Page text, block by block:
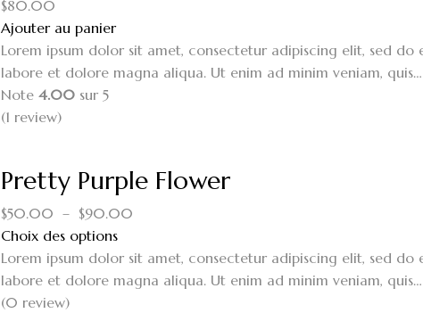
$80.00
Ajouter au panier
Lorem ipsum dolor sit amet, consectetur adipiscing elit, sed
labore et dolore magna aliqua. Ut enim ad minim veniam, quis…
Note 4.00sur 5
(1 review)
Pretty Purple Flower
$50.00 – $90.00
Choix des options
Lorem ipsum dolor sit amet, consectetur adipiscing elit, sed
labore et dolore magna aliqua. Ut enim ad minim veniam, quis…
(0 review)